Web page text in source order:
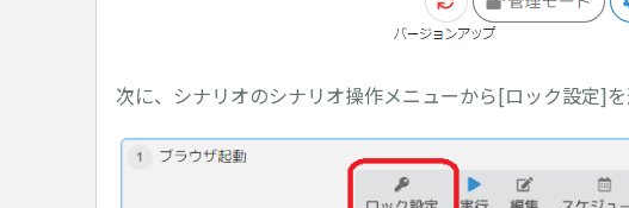
次に、シナリオのシナリオ操作メニューから[ロック設定]を